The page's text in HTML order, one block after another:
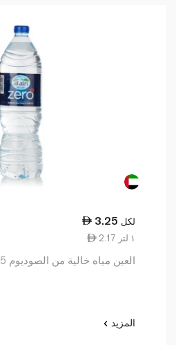
3.25 لكل
2.17 ١ لتر
العين مياه خالية من الصوديوم 1.5 لتر
المزيد